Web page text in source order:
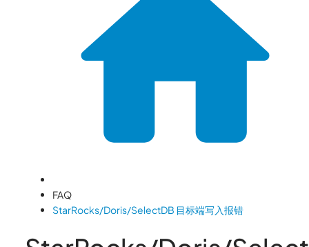
FAQ
StarRocks/Doris/SelectDB 目标端写入报错